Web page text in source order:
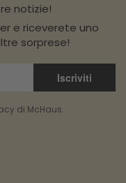
notizie!
e riceverete uno
sorprese!
Iscriviti
di McHaus